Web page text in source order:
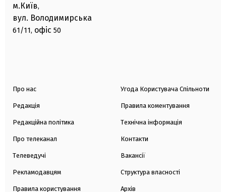
м.Київ,
вул. Володимирська
61/11, офіс 50
Про нас
Редакція
Редакційна політика
Про телеканал
Телеведучі
Рекламодавцям
Правила користування
Угода Користувача Спільноти
Правила коментування
Технічна інформація
Контакти
Вакансії
Структура власності
Архів